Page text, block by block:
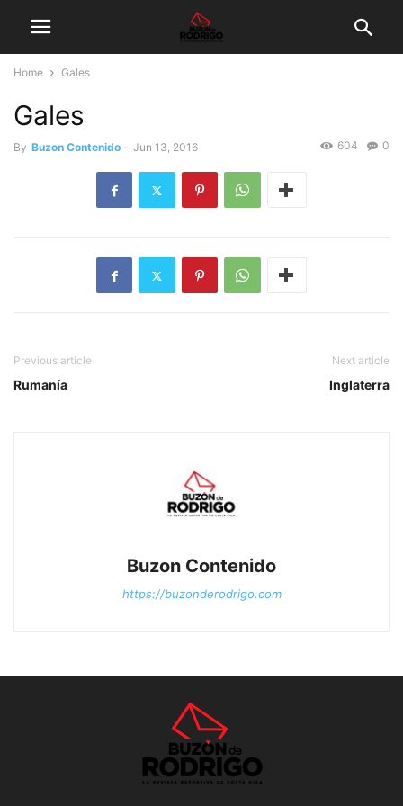
Home Gales
Gales
By Buzon Contenido - Jun 13, 2016 0
604
Previous article
Rumanía
Next article
Inglaterra
Buzon Contenido
https://buzonderodrigo.com